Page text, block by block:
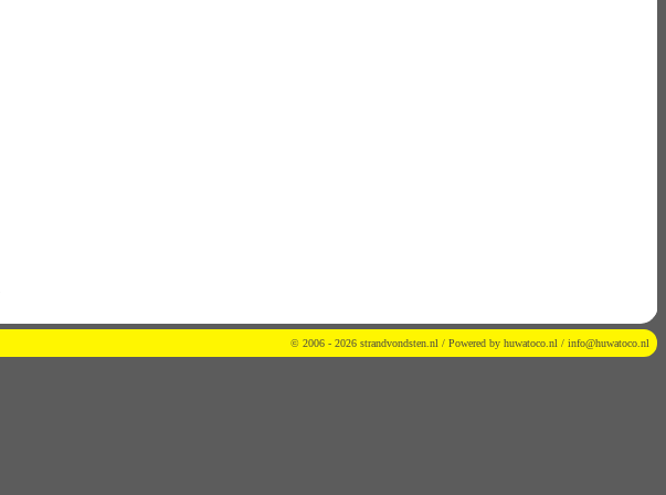
© 2006 - 2026 strandvondsten.nl / Powered by huwatoco.nl / info@huwatoco.nl